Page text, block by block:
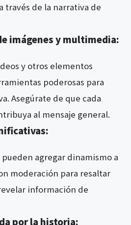
través de la narrativa de
imágenes y multimedia:
y otros elementos
poderosas para
Asegúrate de que cada
al mensaje general.
pueden agregar dinamismo a
moderación para resaltar
información de
por la historia: